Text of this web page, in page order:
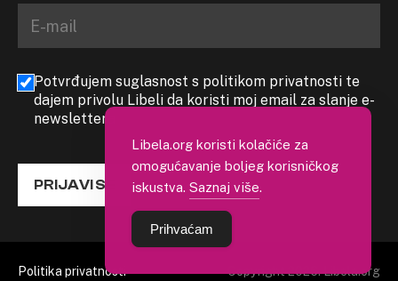
Potvrđujem suglasnost s politikom privatnosti te
dajem privolu Libeli da koristi moj email za slanje e-
newslettera
PRIJAVI SE
Politika privatnosti Copyright 2026. Libela.org
Libela.org koristi kolačiće za
omogućavanje boljeg korisničkog
iskustva. Saznaj više.
Prihvaćam